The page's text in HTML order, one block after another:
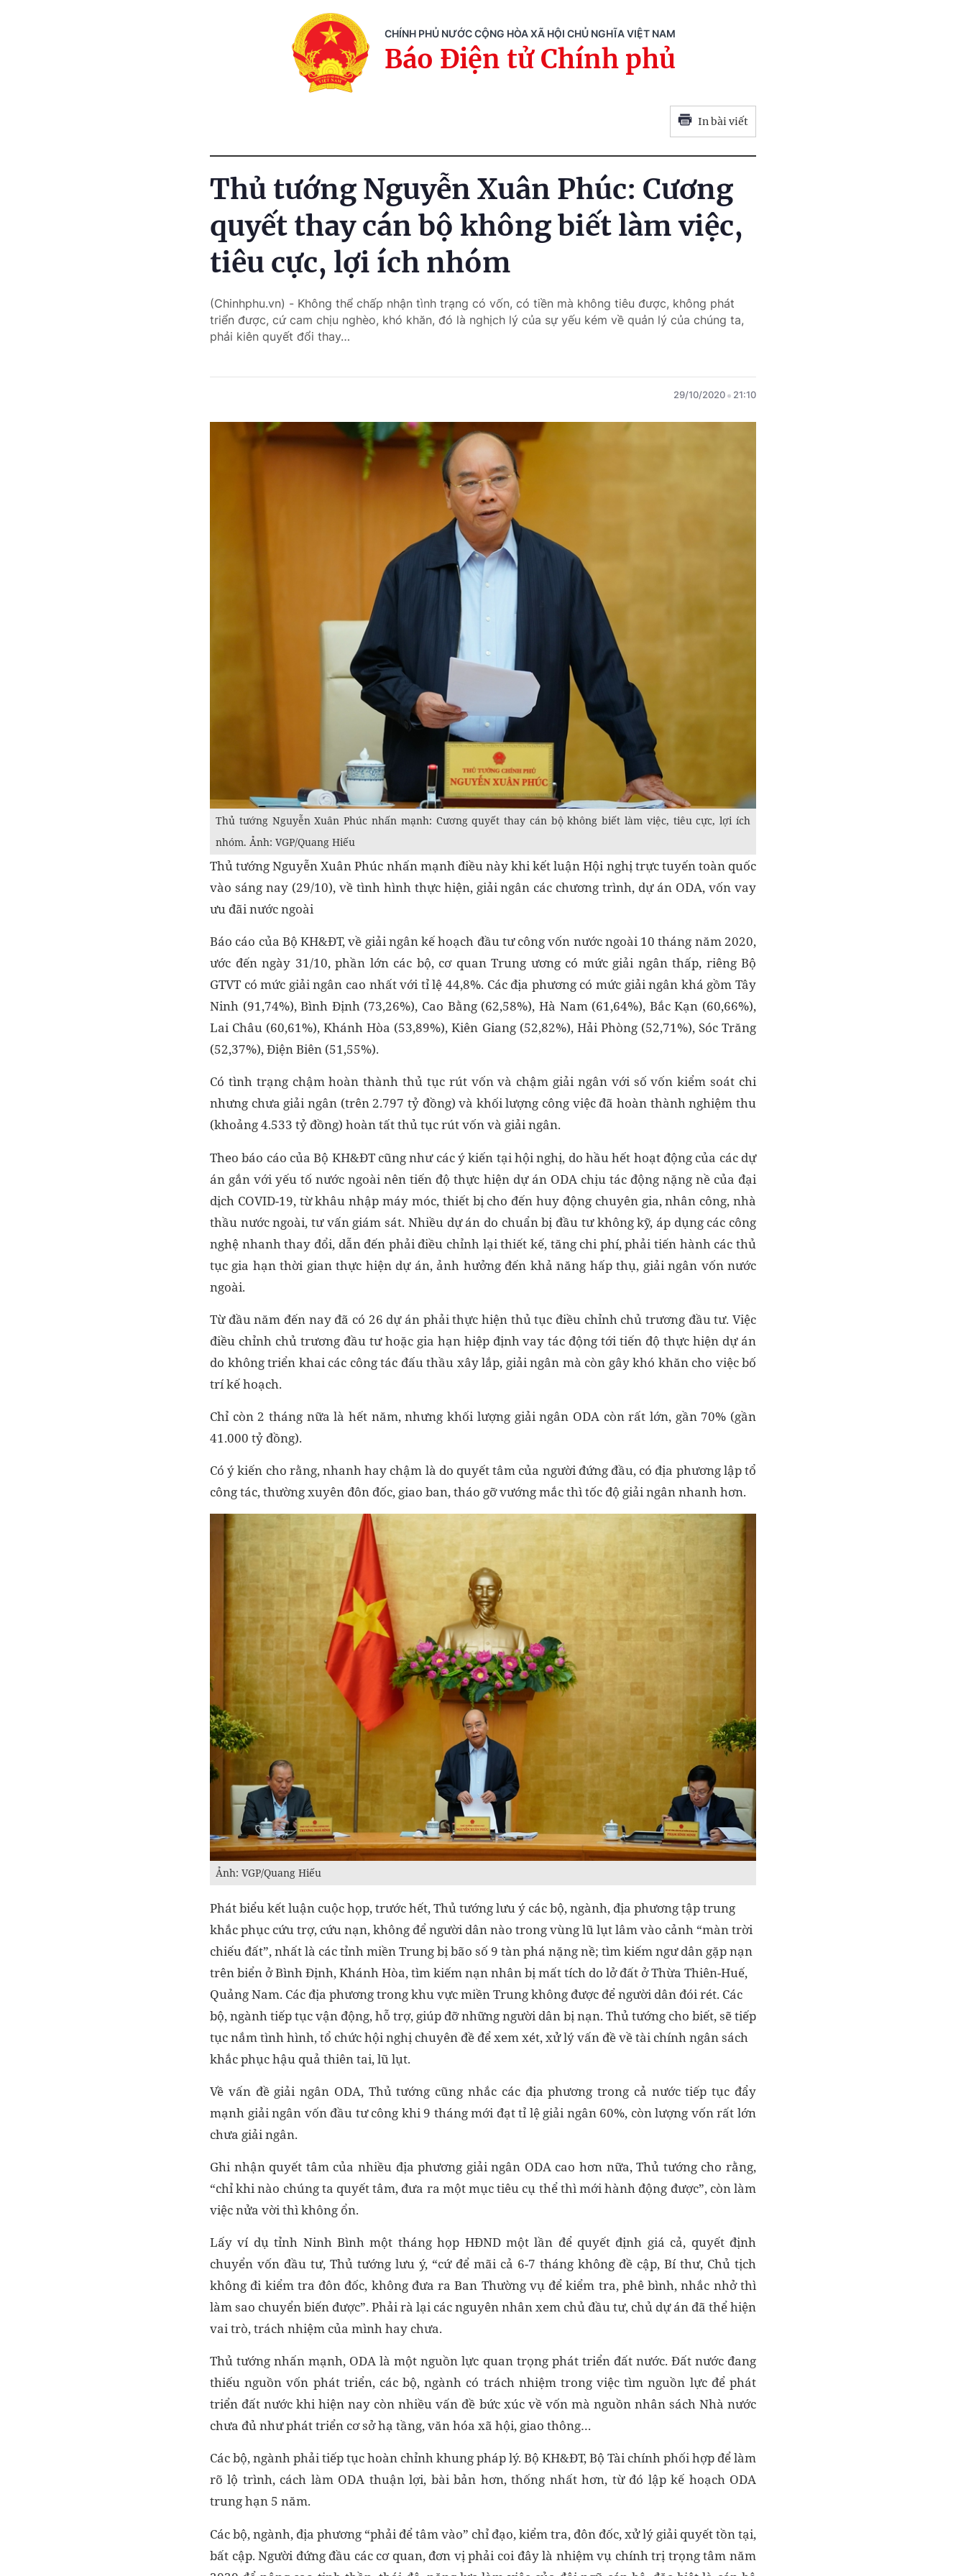
CHÍNH PHỦ NƯỚC CỘNG HÒA XÃ HỘI CHỦ NGHĨA VIỆT NAM
Báo Điện tử Chính phủ
In bài viết
Thủ tướng Nguyễn Xuân Phúc: Cương
quyết thay cán bộ không biết làm việc,
tiêu cực, lợi ích nhóm
(Chinhphu.vn) - Không thể chấp nhận tình trạng có vốn, có tiền mà không tiêu được, không phát
triển được, cứ cam chịu nghèo, khó khăn, đó là nghịch lý của sự yếu kém về quản lý của chúng ta,
phải kiên quyết đổi thay…
29/10/2020 21:10
Thủ tướng Nguyễn Xuân Phúc nhấn mạnh: Cương quyết thay cán bộ không biết làm việc, tiêu cực, lợi ích
nhóm. Ảnh: VGP/Quang Hiếu
Thủ tướng Nguyễn Xuân Phúc nhấn mạnh điều này khi kết luận Hội nghị trực tuyến toàn quốc
vào sáng nay (29/10), về tình hình thực hiện, giải ngân các chương trình, dự án ODA, vốn vay
ưu đãi nước ngoài
Báo cáo của Bộ KH&ĐT, về giải ngân kế hoạch đầu tư công vốn nước ngoài 10 tháng năm 2020,
ước đến ngày 31/10, phần lớn các bộ, cơ quan Trung ương có mức giải ngân thấp, riêng Bộ
GTVT có mức giải ngân cao nhất với tỉ lệ 44,8%. Các địa phương có mức giải ngân khá gồm Tây
Ninh (91,74%), Bình Định (73,26%), Cao Bằng (62,58%), Hà Nam (61,64%), Bắc Kạn (60,66%),
Lai Châu (60,61%), Khánh Hòa (53,89%), Kiên Giang (52,82%), Hải Phòng (52,71%), Sóc Trăng
(52,37%), Điện Biên (51,55%).
Có tình trạng chậm hoàn thành thủ tục rút vốn và chậm giải ngân với số vốn kiểm soát chi
nhưng chưa giải ngân (trên 2.797 tỷ đồng) và khối lượng công việc đã hoàn thành nghiệm thu
(khoảng 4.533 tỷ đồng) hoàn tất thủ tục rút vốn và giải ngân.
Theo báo cáo của Bộ KH&ĐT cũng như các ý kiến tại hội nghị, do hầu hết hoạt động của các dự
án gắn với yếu tố nước ngoài nên tiến độ thực hiện dự án ODA chịu tác động nặng nề của đại
dịch COVID-19, từ khâu nhập máy móc, thiết bị cho đến huy động chuyên gia, nhân công, nhà
thầu nước ngoài, tư vấn giám sát. Nhiều dự án do chuẩn bị đầu tư không kỹ, áp dụng các công
nghệ nhanh thay đổi, dẫn đến phải điều chỉnh lại thiết kế, tăng chi phí, phải tiến hành các thủ
tục gia hạn thời gian thực hiện dự án, ảnh hưởng đến khả năng hấp thụ, giải ngân vốn nước
ngoài.
Từ đầu năm đến nay đã có 26 dự án phải thực hiện thủ tục điều chỉnh chủ trương đầu tư. Việc
điều chỉnh chủ trương đầu tư hoặc gia hạn hiệp định vay tác động tới tiến độ thực hiện dự án
do không triển khai các công tác đấu thầu xây lắp, giải ngân mà còn gây khó khăn cho việc bố
trí kế hoạch.
Chỉ còn 2 tháng nữa là hết năm, nhưng khối lượng giải ngân ODA còn rất lớn, gần 70% (gần
41.000 tỷ đồng).
Có ý kiến cho rằng, nhanh hay chậm là do quyết tâm của người đứng đầu, có địa phương lập tổ
công tác, thường xuyên đôn đốc, giao ban, tháo gỡ vướng mắc thì tốc độ giải ngân nhanh hơn.
Ảnh: VGP/Quang Hiếu
Phát biểu kết luận cuộc họp, trước hết, Thủ tướng lưu ý các bộ, ngành, địa phương tập trung
khắc phục cứu trợ, cứu nạn, không để người dân nào trong vùng lũ lụt lâm vào cảnh “màn trời
chiếu đất”, nhất là các tỉnh miền Trung bị bão số 9 tàn phá nặng nề; tìm kiếm ngư dân gặp nạn
trên biển ở Bình Định, Khánh Hòa, tìm kiếm nạn nhân bị mất tích do lở đất ở Thừa Thiên-Huế,
Quảng Nam. Các địa phương trong khu vực miền Trung không được để người dân đói rét. Các
bộ, ngành tiếp tục vận động, hỗ trợ, giúp đỡ những người dân bị nạn. Thủ tướng cho biết, sẽ tiếp
tục nắm tình hình, tổ chức hội nghị chuyên đề để xem xét, xử lý vấn đề về tài chính ngân sách
khắc phục hậu quả thiên tai, lũ lụt.
Về vấn đề giải ngân ODA, Thủ tướng cũng nhắc các địa phương trong cả nước tiếp tục đẩy
mạnh giải ngân vốn đầu tư công khi 9 tháng mới đạt tỉ lệ giải ngân 60%, còn lượng vốn rất lớn
chưa giải ngân.
Ghi nhận quyết tâm của nhiều địa phương giải ngân ODA cao hơn nữa, Thủ tướng cho rằng,
“chỉ khi nào chúng ta quyết tâm, đưa ra một mục tiêu cụ thể thì mới hành động được”, còn làm
việc nửa vời thì không ổn.
Lấy ví dụ tỉnh Ninh Bình một tháng họp HĐND một lần để quyết định giá cả, quyết định
chuyển vốn đầu tư, Thủ tướng lưu ý, “cứ để mãi cả 6-7 tháng không đề cập, Bí thư, Chủ tịch
không đi kiểm tra đôn đốc, không đưa ra Ban Thường vụ để kiểm tra, phê bình, nhắc nhở thì
làm sao chuyển biến được”. Phải rà lại các nguyên nhân xem chủ đầu tư, chủ dự án đã thể hiện
vai trò, trách nhiệm của mìnhhay chưa.
Thủ tướng nhấn mạnh, ODA là một nguồn lực quan trọng phát triển đất nước. Đất nước đang
thiếu nguồn vốn phát triển, các bộ, ngành có trách nhiệm trong việc tìm nguồn lực để phát
triển đất nước khi hiện nay còn nhiều vấn đề bức xúc về vốn mà nguồn nhân sách Nhà nước
chưa đủ như phát triển cơ sở hạ tầng, văn hóa xã hội, giao thông…
Các bộ, ngành phải tiếp tục hoàn chỉnh khung pháp lý. Bộ KH&ĐT, Bộ Tài chính phối hợp để làm
rõ lộ trình, cách làm ODA thuận lợi, bài bản hơn, thống nhất hơn, từ đó lập kế hoạch ODA
trung hạn 5 năm.
Các bộ, ngành, địa phương “phải để tâm vào” chỉ đạo, kiểm tra, đôn đốc, xử lý giải quyết tồn tại,
bất cập. Người đứng đầu các cơ quan, đơn vị phải coi đây là nhiệm vụ chính trị trọng tâm năm